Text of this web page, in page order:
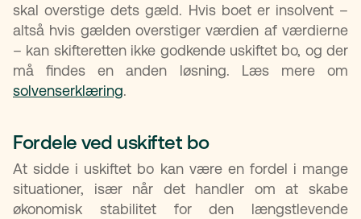
skal overstige dets gæld. Hvis boet er insolvent –
altså hvis gælden overstiger værdien af værdierne
– kan skifteretten ikke godkende uskiftet bo, og der
må findes en anden løsning. Læs mere om
solvenserklæring.
Fordele ved uskiftet bo
At sidde i uskiftet bo kan være en fordel i mange
situationer, især når det handler om at skabe
økonomisk stabilitet for den længstlevende